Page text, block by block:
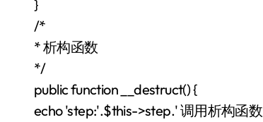
}
/*
* 析构函数
*/
public function __destruct() {
echo 'step:'.$this->step.' 调用析构函数